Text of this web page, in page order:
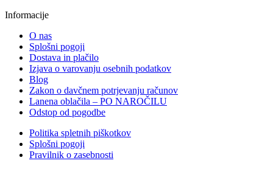
Informacije
O nas
Splošni pogoji
Dostava in plačilo
Izjava o varovanju osebnih podatkov
Blog
Zakon o davčnem potrjevanju računov
Lanena oblačila – PO NAROČILU
Odstop od pogodbe
Politika spletnih piškotkov
Splošni pogoji
Pravilnik o zasebnosti